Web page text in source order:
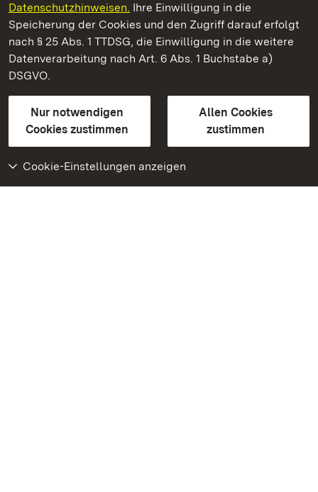
Datenschutzhinweisen. Ihre Einwilligung in die
Speicherung der Cookies und den Zugriff darauf erfolgt
nach § 25 Abs. 1 TTDSG, die Einwilligung in die weitere
Datenverarbeitung nach Art. 6 Abs. 1 Buchstabe a)
DSGVO.
Nur notwendigen
Cookies zustimmen
Allen Cookies
zustimmen
Cookie-Einstellungen anzeigen
Residenzschloss Ludwigsburg
Staatliche Schlösser und Gärten Baden-Württemberg
Kontakt
GebärdenspracheLeichte Sprache
Erklärung zur Barrierefreiheit
BITV-konform (geprüfte Seiten)
Weiteres